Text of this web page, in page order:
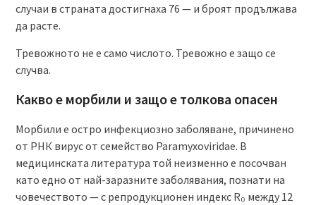
случаи в страната достигнаха 76 — и броят продължава
да расте.
Тревожното не е само числото. Тревожно е защо се
случва.
Какво е морбили и защо е толкова опасен
Морбили е остро инфекциозно заболяване, причинено
от РНК вирус от семейство Paramyxoviridae. В
медицинската литература той неизменно е посочван
като едно от най-заразните заболявания, познати на
човечеството — с репродукционен индекс R₀ между 12